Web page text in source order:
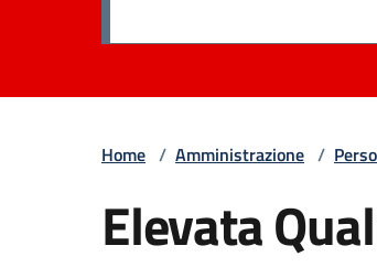
Home / Amministrazione /
Elevata